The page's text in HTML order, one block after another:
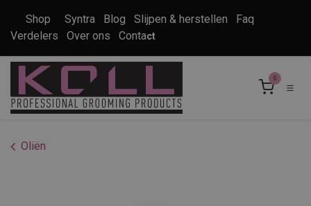
Shop Syntra Blog Slijpen & herstellen
Faq
Verdelers
Over ons Contact
0
Oliën